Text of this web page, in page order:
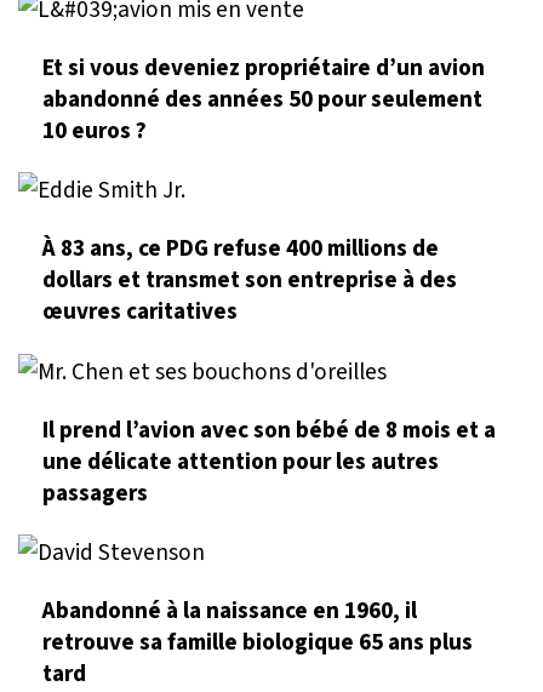
Et si vous deveniez propriétaire d’un avion
abandonné des années 50 pour seulement
10 euros ?
À 83 ans, ce PDG refuse 400 millions de
dollars et transmet son entreprise à des
œuvres caritatives
Il prend l’avion avec son bébé de 8 mois et a
une délicate attention pour les autres
passagers
Abandonné à la naissance en 1960, il
retrouve sa famille biologique 65 ans plus
tard